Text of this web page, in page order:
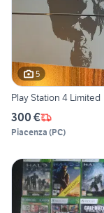
5
Play Station 4 Limited
300 €
Piacenza (PC)